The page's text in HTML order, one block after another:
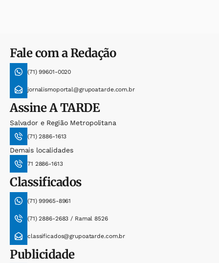
Fale com a Redação
(71) 99601-0020
jornalismoportal@grupoatarde.com.br
AssineA TARDE
Salvador e Região Metropolitana
(71) 2886-1613
Demais localidades
71 2886-1613
Classificados
(71) 99965-8961
(71) 2886-2683 / Ramal 8526
classificados@grupoatarde.com.br
Publicidade